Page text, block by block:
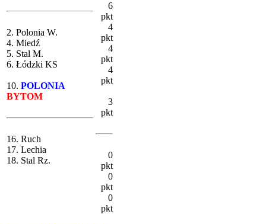
2. Polonia W.
4. Miedź
5. Stal M.
6. Łódzki KS
10. POLONIA
BYTOM
16. Ruch
17. Lechia
18. Stal Rz.
6
pkt
4
pkt
4
pkt
4
pkt
3
pkt
0
pkt
0
pkt
0
pkt